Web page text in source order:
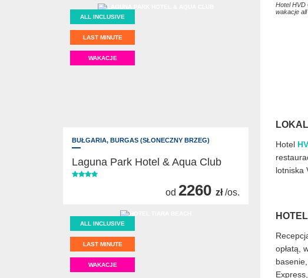
Hotel HVD
wakacje all
Hotel
lotniska
opłatą,
ALL INCLUSIVE
LAST MINUTE
WAKACJE
BUŁGARIA, BURGAS (SŁONECZNY BRZEG)
Laguna Park Hotel & Aqua Club
od 2260 zł /os.
ALL INCLUSIVE
LAST MINUTE
WAKACJE